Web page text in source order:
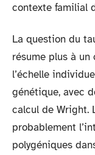
contexte familial
La question du
résume plus à
l’échelle
génétique, avec
calcul de Wright.
probablement
polygéniques